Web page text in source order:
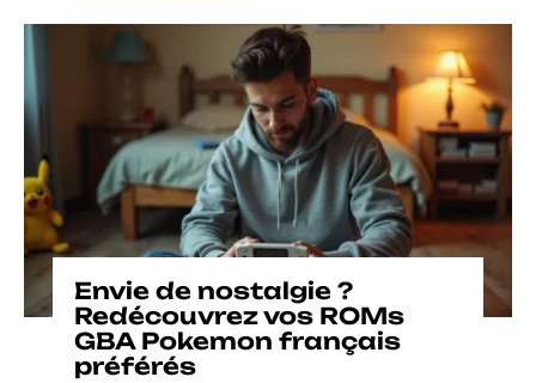
Envie de nostalgie ?
Redécouvrez vos ROMs
GBA Pokemon français
préférés